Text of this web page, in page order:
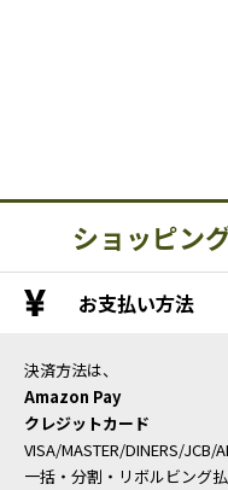
ショッピン
お支払い方法
決済方法は、
Amazon Pay
クレジットカード
VISA/MASTER/DINERS/JCB/
一括・分割・リボルビング